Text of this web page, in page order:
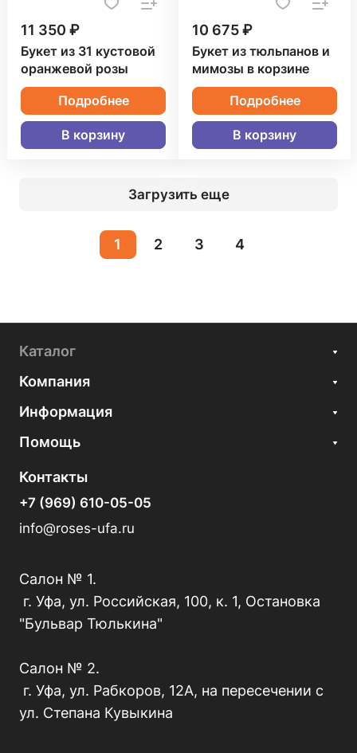
11 350 ₽
Букет из 31 кустовой
оранжевой розы
Подробнее
В корзину
10 675 ₽
Букет из тюльпанов и
мимозы в корзине
Подробнее
В корзину
Загрузить еще
1 2 3 4
Каталог
Компания
Информация
Помощь
Контакты
+7 (969) 610-05-05
info@roses-ufa.ru
Салон № 1.
г. Уфа, ул. Российская, 100, к. 1, Остановка
"Бульвар Тюлькина"
Салон № 2.
г. Уфа, ул. Рабкоров, 12А, на пересечении с
ул. Степана Кувыкина